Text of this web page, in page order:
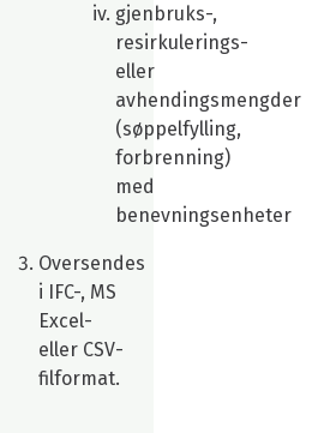
gjenbruks-,
resirkulerings-
eller
avhendingsmengder
(søppelfylling,
forbrenning)
med
benevningsenheter
Oversendes
i IFC-, MS
Excel-
eller CSV-
filformat.